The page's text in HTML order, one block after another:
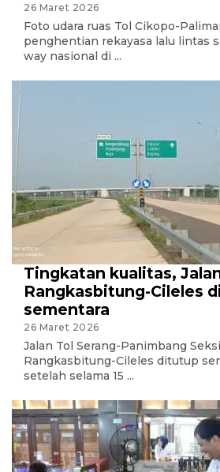
26 Maret 2026
Foto udara ruas Tol Cikopo-
penghentian rekayasa lalu lintas
way nasional di ...
Tingkatan kualitas,
Rangkasbitung-Cileles
sementara
26 Maret 2026
Jalan Tol Serang-Panimbang
Rangkasbitung-Cileles ditutup
setelah selama 15 ...